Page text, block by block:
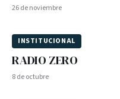
26 de noviembre
INSTITUCIONAL
RADIO ZERO
8 de octubre